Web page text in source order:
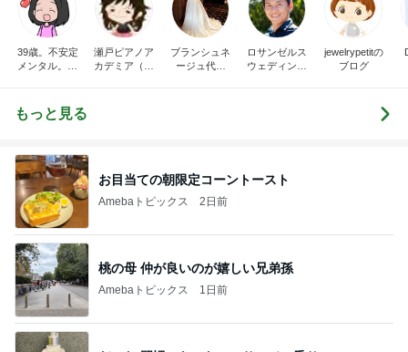
39歳。不安定
メンタル。婚
トブログ。
瀬戸ピアノア
カデミア（瀬
ブランシュネ
ージュ代官
ロサンゼルス
ウェディング
jewelrypetitの
ブログ
もっと見る
お目当ての朝限定コーントースト
Amebaトピックス 2日前
桃の母 仲が良いのが嬉しい兄弟孫
Amebaトピックス 1日前